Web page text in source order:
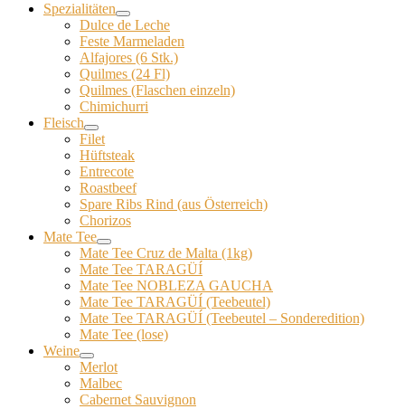
Spezialitäten
Dulce de Leche
Feste Marmeladen
Alfajores (6 Stk.)
Quilmes (24 Fl)
Quilmes (Flaschen einzeln)
Chimichurri
Fleisch
Filet
Hüftsteak
Entrecote
Roastbeef
Spare Ribs Rind (aus Österreich)
Chorizos
Mate Tee
Mate Tee Cruz de Malta (1kg)
Mate Tee TARAGÜÍ
Mate Tee NOBLEZA GAUCHA
Mate Tee TARAGÜÍ (Teebeutel)
Mate Tee TARAGÜÍ (Teebeutel – Sonderedition)
Mate Tee (lose)
Weine
Merlot
Malbec
Cabernet Sauvignon